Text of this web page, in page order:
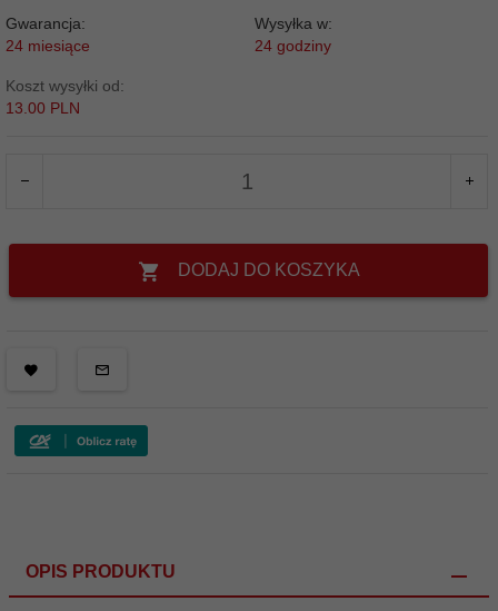
Gwarancja:
24 miesiące
Wysyłka w:
24 godziny
Koszt wysyłki od:
13.00 PLN
DODAJ DO KOSZYKA
OPIS PRODUKTU